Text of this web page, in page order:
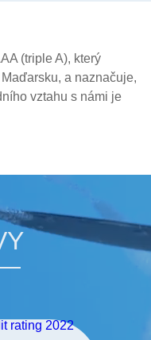
(triple A), který
a naznačuje,
vztahu s námi je